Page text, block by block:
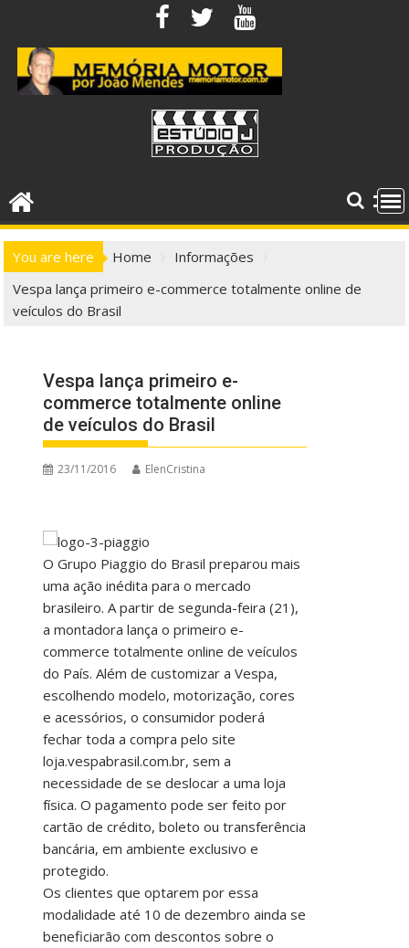
content
You are here Home
Informações
Vespa lança primeiro e-commerce totalmente online de
veículos do Brasil
Vespa lança primeiro e-
commerce totalmente online
de veículos do Brasil
23/11/2016 ElenCristina
O Grupo Piaggio do Brasil preparou mais
uma ação inédita para o mercado
brasileiro. A partir de segunda-feira (21),
a montadora lança o primeiro e-
commerce totalmente online de veículos
do País. Além de customizar a Vespa,
escolhendo modelo, motorização, cores
e acessórios, o consumidor poderá
fechar toda a compra pelo site
loja.vespabrasil.com.br, sem a
necessidade de se deslocar a uma loja
física. O pagamento pode ser feito por
cartão de crédito, boleto ou transferência
bancária, em ambiente exclusivo e
protegido.
Os clientes que optarem por essa
modalidade até 10 de dezembro ainda se
beneficiarão com descontos sobre o